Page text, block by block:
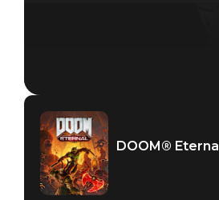
DOOM® Eternal
20 sierpnia 2020
DOOM® Eternal